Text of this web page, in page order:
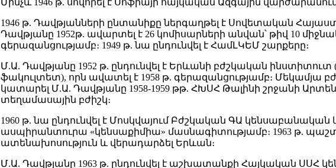
Մինչև 1946 թ. սովորել է Սոֆիայի հայկական Ազգային
1946 թ. Դավթյանների ընտանիքը ներգաղթել է Սովետական
Դավթյանը 1952թ. ավարտել է 26 կոմիսարների անվան՝ թիվ 10
գերազանցությամբ։ 1949 թ. նա ընդունվել է ՀամԼԿԵՄ շարքերը։
Մ.Ա. Դավթյանը 1952 թ. ընդունվել է Երևանի բժշկական
ֆակուլտետ), որն ավատել է 1958 թ. գերազանցությամբ։
կատարել Մ.Ա. Դավթյանը 1958-1959 թթ. ՀԽՍՀ Թալինի շրջանի
տեղամասային բժիշկ։
1960 թ. նա ընդունվել է Մոսկվայում Բժշկական ԳԱ
ասպիրանտուրա «կենսաքիմիա» մասնագիտությամբ։ 1963 թ.
ատենախոսություն և վերադարձել Երևան։
Մ.Ա. Դավթյանը 1963 թ. ընդունվել է աշխատանքի Հայկական ՍՍՀ